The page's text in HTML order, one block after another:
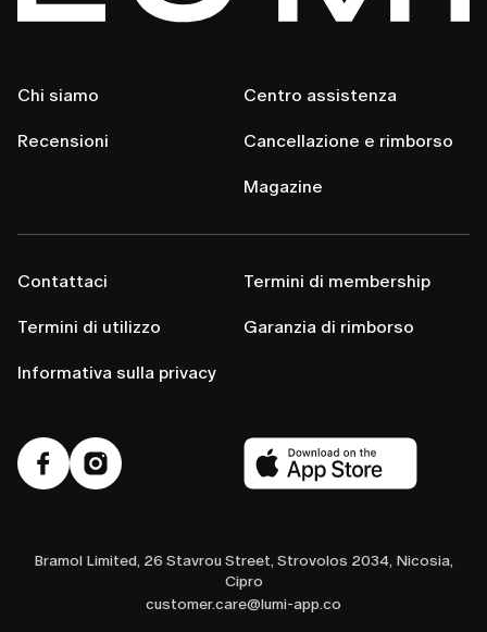
Chi siamo
Recensioni
Centro assistenza
Cancellazione e rimborso
Magazine
Contattaci
Termini di utilizzo
Informativa sulla privacy
Termini di membership
Garanzia di rimborso
Bramol Limited, 26 Stavrou Street, Strovolos 2034, Nicosia,
Cipro
customer.care@lumi-app.co